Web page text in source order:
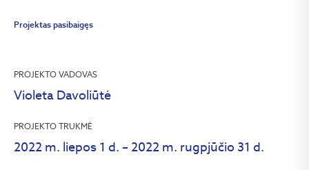
Projektas pasibaigęs
PROJEKTO VADOVAS
Violeta Davoliūtė
PROJEKTO TRUKMĖ
2022 m. liepos 1 d. – 2022 m. rugpjūčio 31 d.